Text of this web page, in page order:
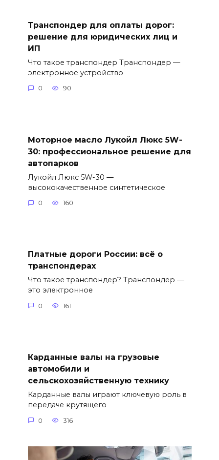
Транспондер для оплаты дорог:
решение для юридических лиц и
ИП
Что такое транспондер Транспондер —
электронное устройство
0 90
Моторное масло Лукойл Люкс 5W-
30: профессиональное решение для
автопарков
Лукойл Люкс 5W-30 —
высококачественное синтетическое
0 160
Платные дороги России: всё о
транспондерах
Что такое транспондер? Транспондер —
это электронное
0 161
Карданные валы на грузовые
автомобили и
сельскохозяйственную технику
Карданные валы играют ключевую роль в
передаче крутящего
0 316